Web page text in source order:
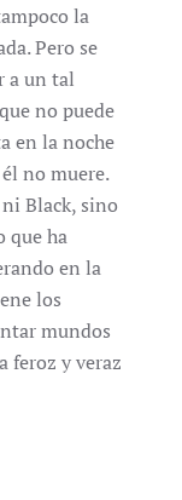
la
Pero se
a un tal
no puede
en la noche
no muere.
Black, sino
que ha
en la
los
mundos
feroz y veraz